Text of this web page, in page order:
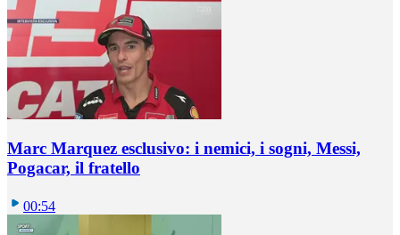
Marc Marquez esclusivo: i nemici, i sogni, Messi,
Pogacar, il fratello
00:54